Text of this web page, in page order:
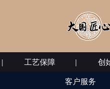
工艺保障 创
客户服务